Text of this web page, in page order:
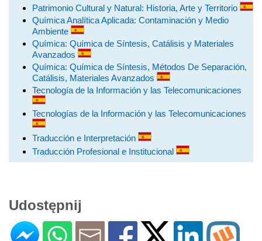
Patrimonio Cultural y Natural: Historia, Arte y Territorio
Química Analítica Aplicada: Contaminación y Medio
Ambiente
Química: Química de Síntesis, Catálisis y Materiales
Avanzados
Química: Química de Síntesis, Métodos De Separación,
Catálisis, Materiales Avanzados
Tecnología de la Información y las Telecomunicaciones
Tecnologías de la Información y las Telecomunicaciones
Traducción e Interpretación
Traducción Profesional e Institucional
Udostępnij